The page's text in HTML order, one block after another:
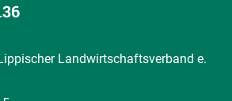
Landwirtschaftsverband e.